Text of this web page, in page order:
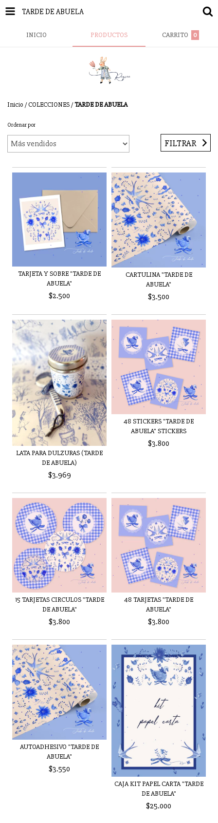
TARDE DE ABUELA
INICIO PRODUCTOS CARRITO 0
Inicio /COLECCIONES/TARDE DE ABUELA
Ordenar por
FILTRAR
TARJETA Y SOBRE "TARDE DE
ABUELA"
$2.500
CARTULINA "TARDE DE
ABUELA"
$3.500
LATA PARA DULZURAS (TARDE
DE ABUELA)
$3.969
48 STICKERS "TARDE DE
ABUELA" STICKERS
$3.800
15 TARJETAS CIRCULOS "TARDE
DE ABUELA"
$3.800
48 TARJETAS "TARDE DE
ABUELA"
$3.800
AUTOADHESIVO "TARDE DE
ABUELA"
$3.550
CAJA KIT PAPEL CARTA "TARDE
DE ABUELA"
$25.000